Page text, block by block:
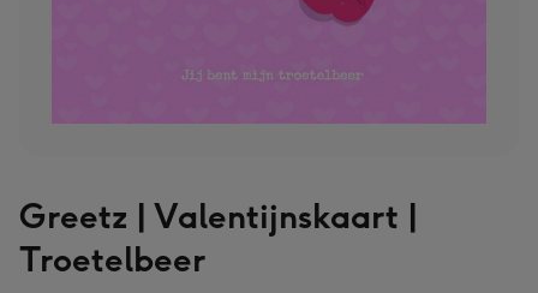
Greetz | Valentijnskaart |
Troetelbeer